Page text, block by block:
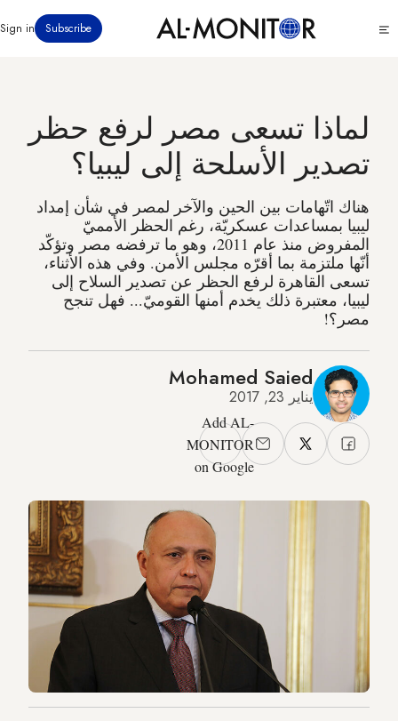
إلى
Subscribe
Sign in
لماذا تسعى مصر لرفع حظر
تصدير الأسلحة إلى ليبيا؟
هناك اتّهامات بين الحين والآخر لمصر في شأن إمداد
ليبيا بمساعدات عسكريّة، رغم الحظر الأمميّ
المفروض منذ عام 2011، وهو ما ترفضه مصر وتؤكّد
أنّها ملتزمة بما أقرّه مجلس الأمن. وفي هذه الأثناء،
تسعى القاهرة لرفع الحظر عن تصدير السلاح إلى
ليبيا، معتبرة ذلك يخدم أمنها القوميّ... فهل تنجح
مصر؟!
Mohamed Saied
يناير 23, 2017
Add AL-
MONITOR
on Google